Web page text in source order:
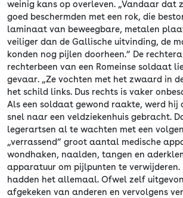
weinig kans op overleven. „Vandaar dat
goed beschermden met een rok, die
laminaat van beweegbare, metalen
veiliger dan de Gallische uitvinding, de
konden nog pijlen doorheen.” De
rechterbeen van een Romeinse soldaat
gevaar. „Ze vochten met het zwaard in
het schild links. Dus rechts is vaker
Als een soldaat gewond raakte, werd hij
snel naar een veldziekenhuis gebracht.
legerartsen al te wachten met een
„verrassend” groot aantal medische
wondhaken, naalden, tangen en
apparatuur om pijlpunten te verwijderen.
hadden het allemaal. Ofwel zelf
afgekeken van anderen en vervolgens